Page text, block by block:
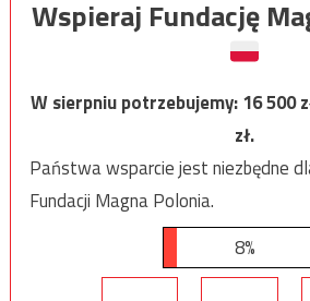
Wspieraj Fundację
W sierpniu potrzebujemy:16 500
zł.
Państwa wsparcie jest niezbędne
Fundacji Magna Polonia.
8%